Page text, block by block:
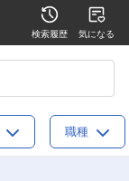
検索履歴 気になる
職種